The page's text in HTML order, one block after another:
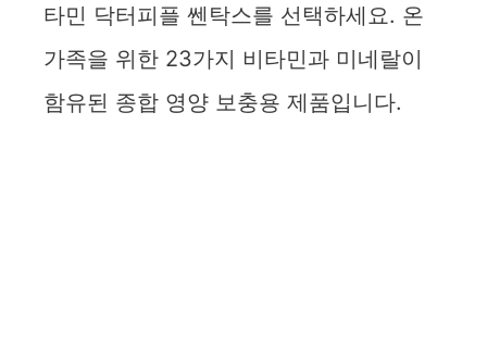
타민 닥터피플 쎈탁스를 선택하세요. 온
가족을 위한 23가지 비타민과 미네랄이
함유된 종합 영양 보충용 제품입니다.